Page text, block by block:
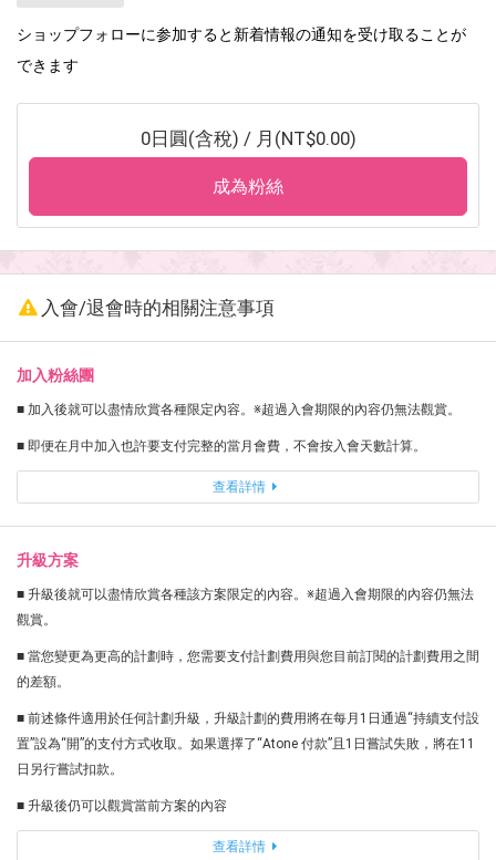
ショップフォローに参加すると新着情報の通知を受け取ることが
できます
0日圓(含稅) / 月(NT$0.00)
成為粉絲
入會/退會時的相關注意事項
加入粉絲團
■ 加入後就可以盡情欣賞各種限定內容。※超過入會期限的內容仍無法觀賞。
■ 即便在月中加入也許要支付完整的當月會費，不會按入會天數計算。
查看詳情
升級方案
■ 升級後就可以盡情欣賞各種該方案限定的內容。※超過入會期限的內容仍無法
觀賞。
■ 當您變更為更高的計劃時，您需要支付計劃費用與您目前訂閱的計劃費用之間
的差額。
■ 前述條件適用於任何計劃升級，升級計劃的費用將在每月1日通過“持續支付設
置”設為“開”的支付方式收取。如果選擇了“Atone 付款”且1日嘗試失敗，將在11
日另行嘗試扣款。
■ 升級後仍可以觀賞當前方案的內容
查看詳情